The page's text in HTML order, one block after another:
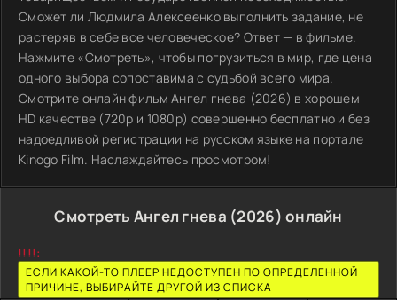
Сможет ли Людмила Алексеенко выполнить задание, не
растеряв в себе все человеческое? Ответ — в фильме.
Нажмите «Смотреть», чтобы погрузиться в мир, где цена
одного выбора сопоставима с судьбой всего мира.
Смотрите онлайн фильм Ангел гнева (2026) в хорошем
HD качестве (720p и 1080p) совершенно бесплатно и без
надоедливой регистрации на русском языке на портале
Kinogo Film. Наслаждайтесь просмотром!
Смотреть Ангел гнева (2026) онлайн
!!!!:
ЕСЛИ КАКОЙ-ТО ПЛЕЕР НЕДОСТУПЕН ПО ОПРЕДЕЛЕННОЙ
ПРИЧИНЕ, ВЫБИРАЙТЕ ДРУГОЙ ИЗ СПИСКА